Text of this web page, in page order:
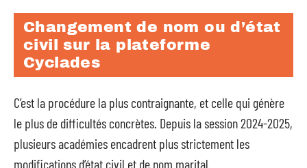
Changement de nom ou d’état
civil sur la plateforme
Cyclades
C’est la procédure la plus contraignante, et celle qui génère
le plus de difficultés concrètes. Depuis la session 2024-2025,
plusieurs académies encadrent plus strictement les
modifications d’état civil et de nom marital.